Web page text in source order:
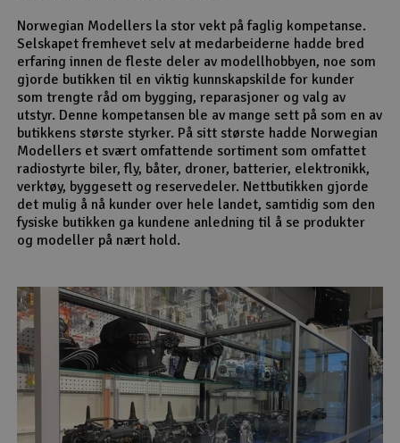
Norwegian Modellers la stor vekt på faglig kompetanse.
Selskapet fremhevet selv at medarbeiderne hadde bred
erfaring innen de fleste deler av modellhobbyen, noe som
gjorde butikken til en viktig kunnskapskilde for kunder
som trengte råd om bygging, reparasjoner og valg av
utstyr. Denne kompetansen ble av mange sett på som en av
butikkens største styrker. På sitt største hadde Norwegian
Modellers et svært omfattende sortiment som omfattet
radiostyrte biler, fly, båter, droner, batterier, elektronikk,
verktøy, byggesett og reservedeler. Nettbutikken gjorde
det mulig å nå kunder over hele landet, samtidig som den
fysiske butikken ga kundene anledning til å se produkter
og modeller på nært hold.